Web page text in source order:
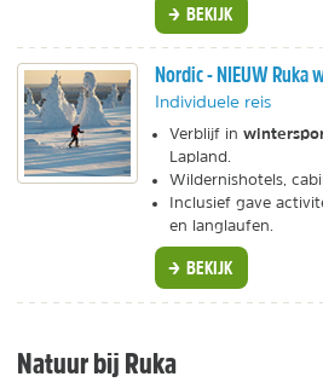
BEKIJK
Nordic - NIEUW Ruka
Individuele reis
Verblijf in
Lapland.
Wildernishotels,
Inclusief gave
en langlaufen.
BEKIJK
Natuur bij Ruka